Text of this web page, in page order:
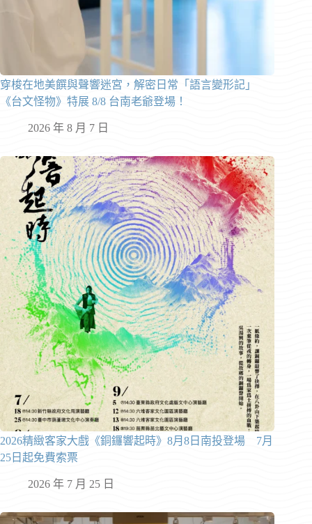
穿梭在地美饌與聲響迷宮，解密日常「語言變形記」
《台文怪物》特展 8/8 台南老爺登場！
2026 年 8 月 7 日
2026精緻客家大戲《銅鑼響起時》8月8日南投登場 7月
25日起免費索票
2026 年 7 月 25 日